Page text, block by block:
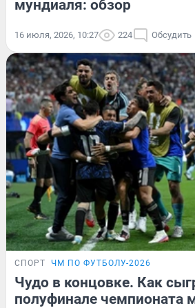
мундиаля: обзор
16 июля, 2026, 10:27 224 Обсудить
СПОРТ ЧМ ПО ФУТБОЛУ-2026
Чудо в концовке. Как
полуфинале чемпионата